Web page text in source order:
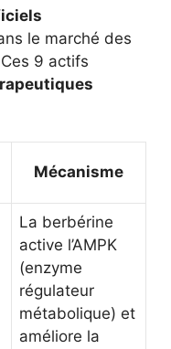
le marché des
9 actifs
Mécanisme
La berbérine
active l’AMPK
(enzyme
régulateur
métabolique) et
améliore la